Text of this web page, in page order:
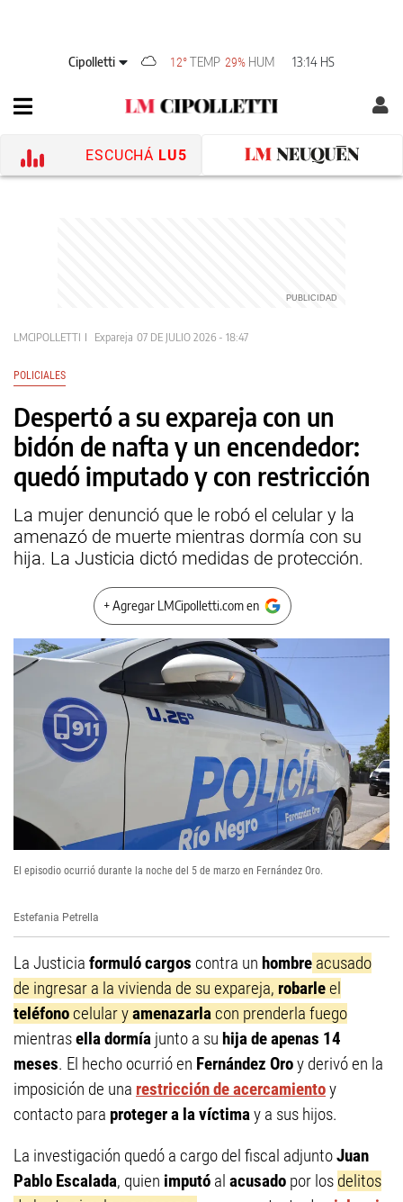
Cipolletti 12° TEMP 29% HUM 13:14 HS
ESCUCHÁ LU5
LMCIPOLLETTI Expareja 07 DE JULIO 2026 - 18:47
POLICIALES
Despertó a su expareja con un
bidón de nafta y un encendedor:
quedó imputado y con restricción
La mujer denunció que le robó el celular y la
amenazó de muerte mientras dormía con su
hija. La Justicia dictó medidas de protección.
+ Agregar LMCipolletti.com en
El episodio ocurrió durante la noche del 5 de marzo en Fernández Oro.
Estefania Petrella
La Justicia formuló cargos contra un hombre acusado
de ingresar a la vivienda de su expareja, robarleel
teléfono celular yamenazarla con prenderla fuego
mientrasella dormía junto a su hija de apenas 14
meses. El hecho ocurrió en Fernández Oroy derivó en la
imposición de una restricción de acercamientoy
contacto para proteger a la víctimay a sus hijos.
La investigación quedó a cargo del fiscal adjuntoJuan
Pablo Escalada, quien imputó al acusado por los delitos